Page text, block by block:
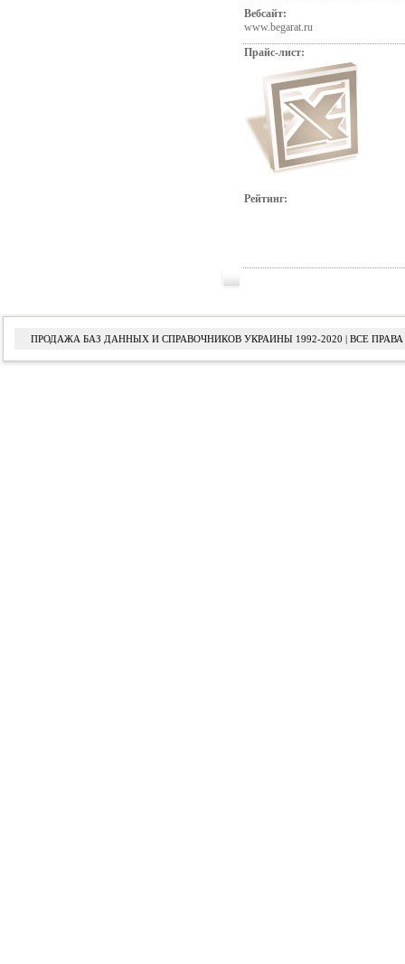
Вебсайт:
www.begarat.ru
Прайс-лист:
Рейтинг:
ПРОДАЖА БАЗ ДАННЫХ И СПРАВОЧНИКОВ УКРАИНЫ 1992-2020 | ВСЕ